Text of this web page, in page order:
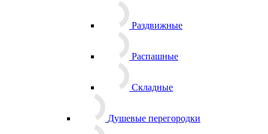
Раздвижные
Распашные
Складные
Душевые перегородки